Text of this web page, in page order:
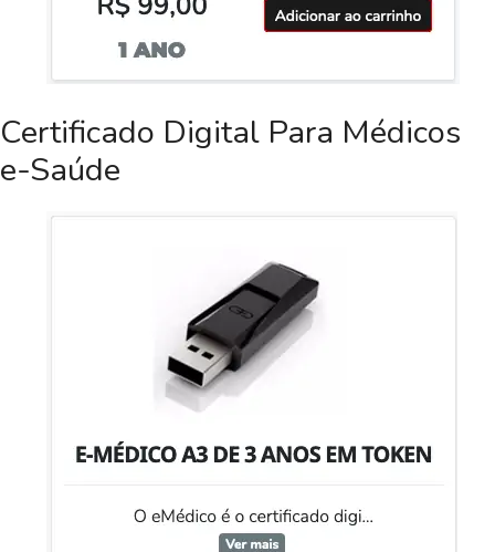
Certificado Digital Para Médicos
e-Saúde